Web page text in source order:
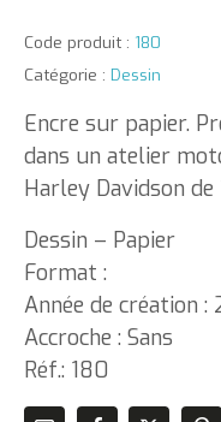
Code produit : 180
Catégorie : Dessin
Encre sur papier.
dans un atelier
Harley Davidson de
Dessin – Papier
Format :
Année de création :
Accroche : Sans
Réf.: 180